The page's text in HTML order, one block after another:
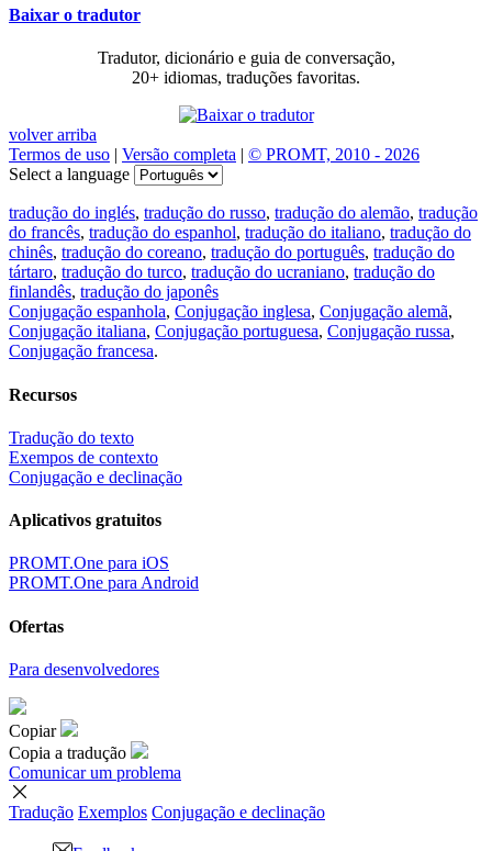
Baixar o tradutor
Tradutor, dicionário e guia de conversação,
20+ idiomas, traduções favoritas.
volver arriba
Termos de uso | Versão completa | © PROMT, 2010 - 2026
Select a language
tradução do inglés, tradução do russo, tradução do alemão, tradução
do francês, tradução do espanhol, tradução do italiano, tradução do
chinês, tradução do coreano, tradução do português, tradução do
tártaro, tradução do turco, tradução do ucraniano, tradução do
finlandês, tradução do japonês
Conjugação espanhola, Conjugação inglesa, Conjugação alemã,
Conjugação italiana, Conjugação portuguesa, Conjugação russa,
Conjugação francesa.
Recursos
Tradução do texto
Exempos de contexto
Conjugação e declinação
Aplicativos gratuitos
PROMT.One para iOS
PROMT.One para Android
Ofertas
Para desenvolvedores
Copiar
Copia a tradução
Comunicar um problema
Tradução Exemplos Conjugação e declinação